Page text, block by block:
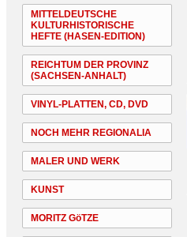
MITTELDEUTSCHE
KULTURHISTORISCHE
HEFTE (HASEN-EDITION)
REICHTUM DER PROVINZ
(SACHSEN-ANHALT)
VINYL-PLATTEN, CD, DVD
NOCH MEHR REGIONALIA
MALER UND WERK
KUNST
MORITZ GöTZE